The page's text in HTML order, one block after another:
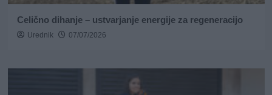
Celično dihanje – ustvarjanje energije za regeneracijo
Urednik 07/07/2026